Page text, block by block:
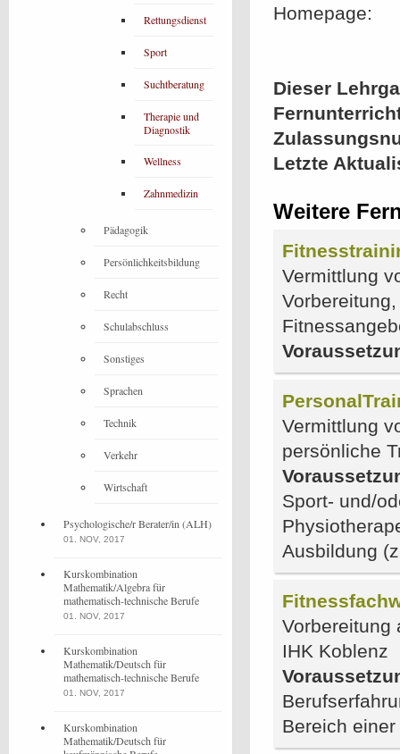
Homepage:
Dieser
Letzte
Weitere
Vermittlung
Vermittlung
persönliche
Sport- und/
Ausbildung
Vorbereitung
IHK Koblenz
Bereich
Rettungsdienst
Sport
Suchtberatung
Therapie und
Diagnostik
Wellness
Zahnmedizin
Pädagogik
Persönlichkeitsbildung
Recht
Schulabschluss
Sonstiges
Sprachen
Technik
Verkehr
Wirtschaft
Psychologische/r Berater/in (ALH)
01. NOV, 2017
Kurskombination
Mathematik/Algebra für
mathematisch-technische Berufe
01. NOV, 2017
Kurskombination
Mathematik/Deutsch für
mathematisch-technische Berufe
01. NOV, 2017
Kurskombination
Mathematik/Deutsch für